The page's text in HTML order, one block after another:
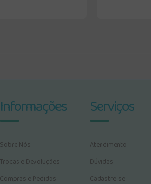
Informações
Sobre Nós
Trocas e Devoluções
Compras e Pedidos
Serviços
Atendimento
Dúvidas
Cadastre-se